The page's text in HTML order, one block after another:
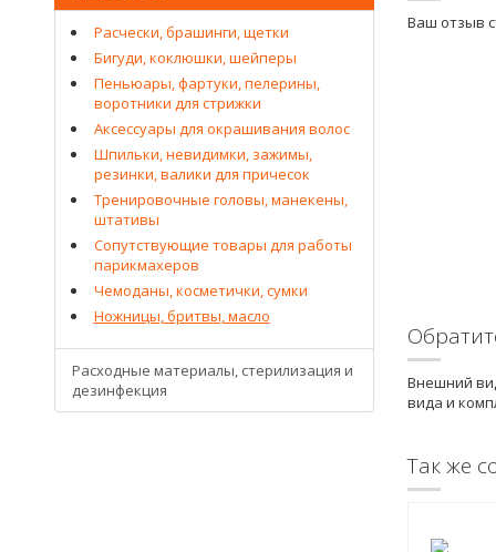
Ваш отзыв
Внешний
вида и
Так же
Расчески, брашинги, щетки
Бигуди, коклюшки, шейперы
Пеньюары, фартуки, пелерины,
воротники для стрижки
Аксессуары для окрашивания волос
Шпильки, невидимки, зажимы,
резинки, валики для причесок
Тренировочные головы, манекены,
штативы
Сопутствующие товары для работы
парикмахеров
Чемоданы, косметички, сумки
Ножницы, бритвы, масло
Расходные материалы, стерилизация и
дезинфекция